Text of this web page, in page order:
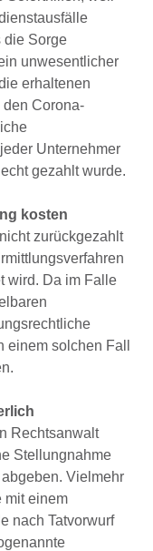
die Sorge
unwesentlicher
erhaltenen
Corona-
Unternehmer
gezahlt wurde.
kosten
zurückgezahlt
wird. Da im Falle
solchen Fall
Rechtsanwalt
Stellungnahme
Vielmehr
mit einem
nach Tatvorwurf